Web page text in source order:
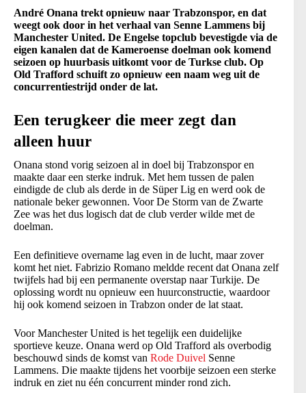
André Onana trekt opnieuw naar Trabzonspor, en dat
weegt ook door in het verhaal van Senne Lammens bij
Manchester United. De Engelse topclub bevestigde via de
eigen kanalen dat de Kameroense doelman ook komend
seizoen op huurbasis uitkomt voor de Turkse club. Op
Old Trafford schuift zo opnieuw een naam weg uit de
concurrentiestrijd onder de lat.
Een terugkeer die meer zegt dan
alleen huur
Onana stond vorig seizoen al in doel bij Trabzonspor en
maakte daar een sterke indruk. Met hem tussen de palen
eindigde de club als derde in de Süper Lig en werd ook de
nationale beker gewonnen. Voor De Storm van de Zwarte
Zee was het dus logisch dat de club verder wilde met de
doelman.
Een definitieve overname lag even in de lucht, maar zover
komt het niet. Fabrizio Romano meldde recent dat Onana zelf
twijfels had bij een permanente overstap naar Turkije. De
oplossing wordt nu opnieuw een huurconstructie, waardoor
hij ook komend seizoen in Trabzon onder de lat staat.
Voor Manchester United is het tegelijk een duidelijke
sportieve keuze. Onana werd op Old Trafford als overbodig
beschouwd sinds de komst van Rode Duivel Senne
Lammens. Die maakte tijdens het voorbije seizoen een sterke
indruk en ziet nu één concurrent minder rond zich.